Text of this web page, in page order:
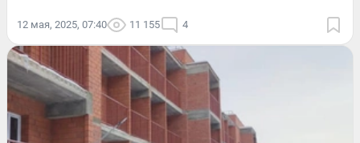
12 мая, 2025, 07:40 11 155 4